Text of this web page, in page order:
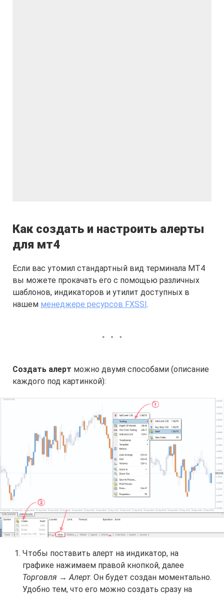
Как создать и настроить алерты
для мт4
Если вас утомил стандартный вид терминала МТ4
вы можете прокачать его с помощью различных
шаблонов, индикаторов и утилит доступных в
нашем менеджере ресурсов FXSSI.
Создать алерт можно двумя способами (описание
каждого под картинкой):
Чтобы поставить алерт на индикатор, на
графике нажимаем правой кнопкой, далее
Торговля → Алерт. Он будет создан моментально.
Удобно тем, что его можно создать сразу на